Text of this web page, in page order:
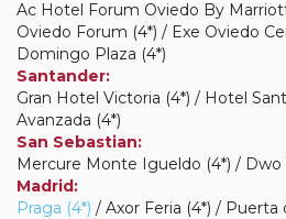
Ac Hotel Forum Oviedo By
Oviedo Forum (4*) / Exe Oviedo
Domingo Plaza (4*)
Santander:
Gran Hotel Victoria (4*) / Hotel
Avanzada (4*)
San Sebastian:
Mercure Monte Igueldo (4*) / Dwo
Madrid:
Praga (4*) / Axor Feria (4*) / Puerta